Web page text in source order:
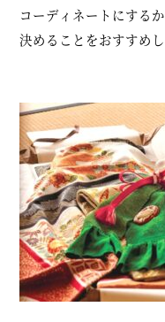
コーディネートにする
決めることをおすすめし